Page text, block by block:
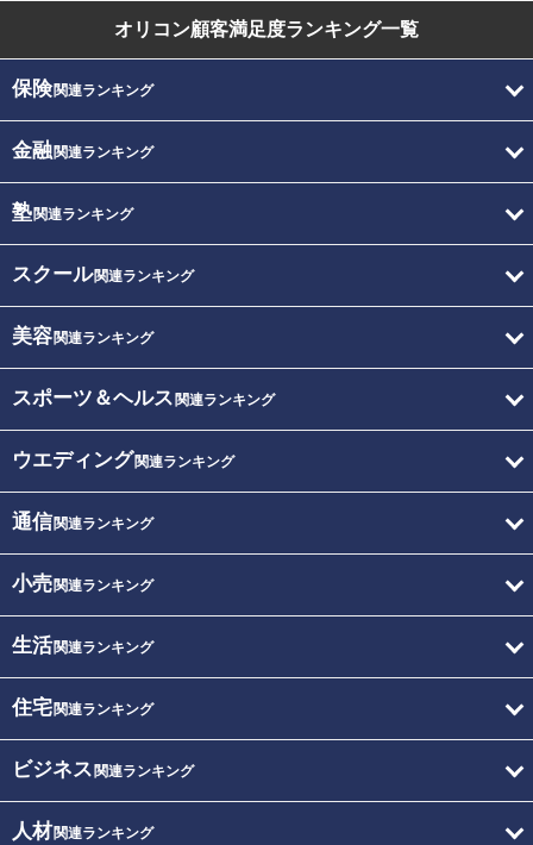
オリコン顧客満足度ランキング一覧
保険関連ランキング
金融関連ランキング
塾関連ランキング
スクール関連ランキング
美容関連ランキング
スポーツ＆ヘルス 関連ランキング
ウエディング関連ランキング
通信関連ランキング
小売関連ランキング
生活関連ランキング
住宅関連ランキング
ビジネス 関連ランキング
人材関連ランキング